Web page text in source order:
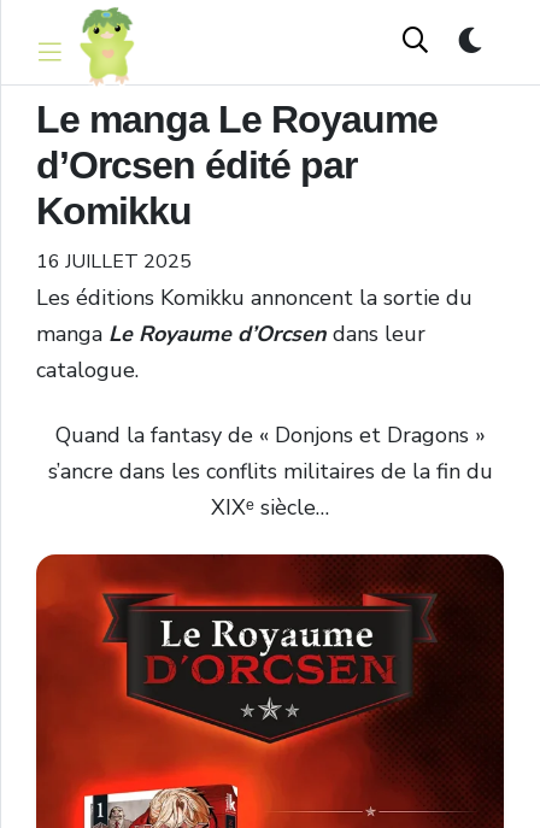
Le manga Le Royaume
d’Orcsen édité par
Komikku
16 JUILLET 2025
Les éditions Komikku annoncent la sortie du
manga Le Royaume d’Orcsen dans leur
catalogue.
Quand la fantasy de « Donjons et Dragons »
s’ancre dans les conflits militaires de la fin du
XIXᵉ siècle…